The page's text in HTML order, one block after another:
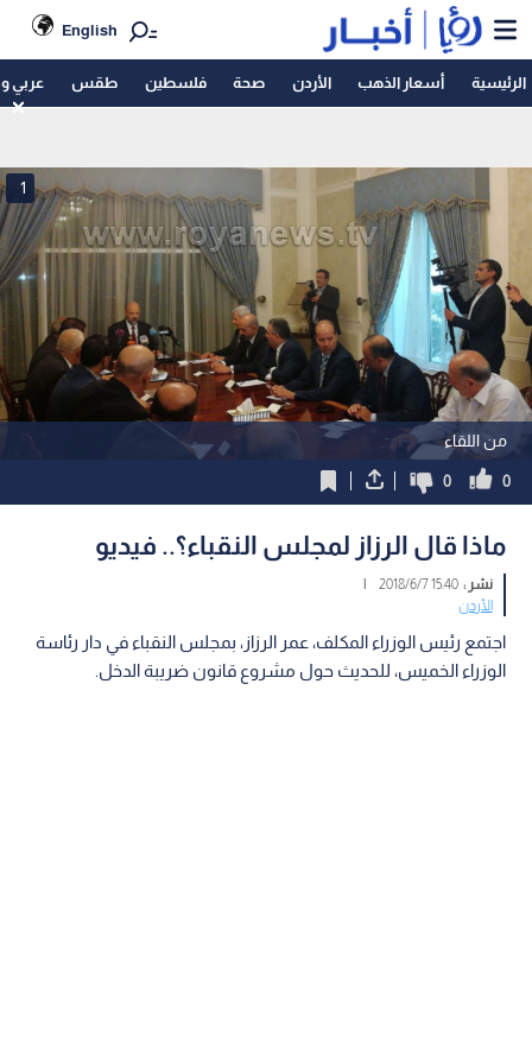
English
الرئيسية أسعار الذهب الأردن صحة فلسطين طقس عربي
من اللقاء
1
0
0
ماذا قال الرزاز لمجلس النقباء؟.. فيديو
نشر :15:40 2018/6/7
|
الأردن
اجتمع رئيس الوزراء المكلف، عمر الرزاز، بمجلس النقباء في دار رئاسة
الوزراء الخميس، للحديث حول مشروع قانون ضريبة الدخل.